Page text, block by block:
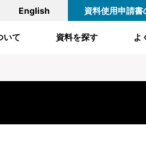
English 資料使用申請書
いて 資料を探す よ